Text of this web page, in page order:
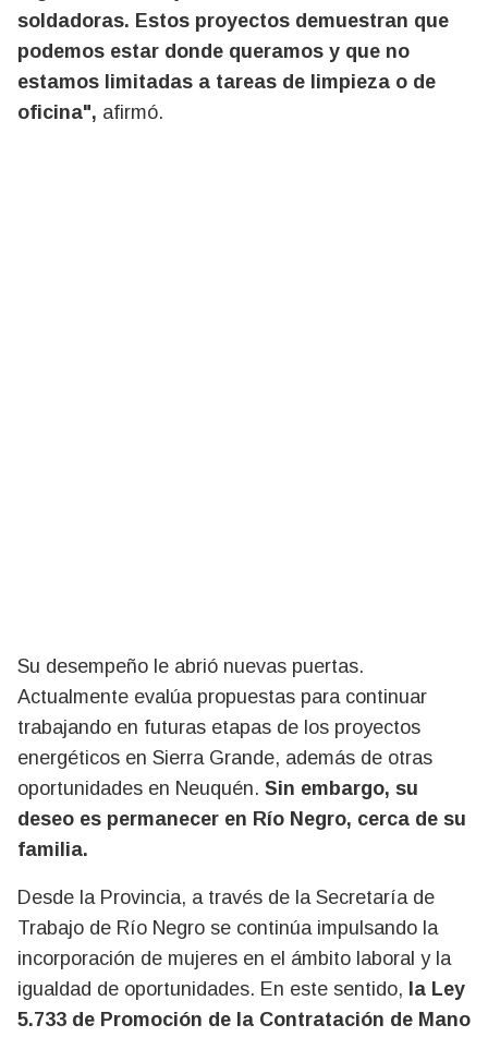
soldadoras. Estos proyectos demuestran que
podemos estar donde queramos y que no
estamos limitadas a tareas de limpieza o de
oficina", afirmó.
Su desempeño le abrió nuevas puertas.
Actualmente evalúa propuestas para continuar
trabajando en futuras etapas de los proyectos
energéticos en Sierra Grande, además de otras
oportunidades en Neuquén. Sin embargo, su
deseo es permanecer en Río Negro, cerca de su
familia.
Desde la Provincia, a través de la Secretaría de
Trabajo de Río Negro se continúa impulsando la
incorporación de mujeres en el ámbito laboral y la
igualdad de oportunidades. En este sentido, la Ley
5.733 de Promoción de la Contratación de Mano